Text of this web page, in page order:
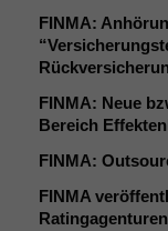
FINMA:
FINMA: Neue
Bereich
FINMA:
FINMA
Ratingagenturen